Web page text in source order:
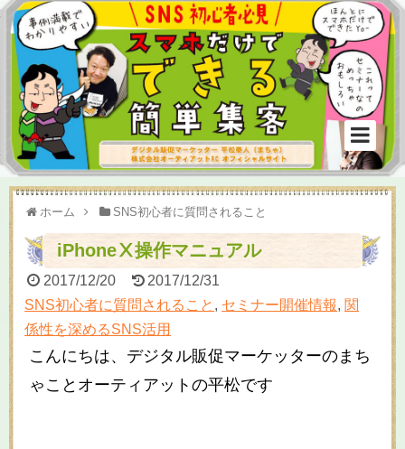
ホーム SNS初心者に質問されること
iPhoneⅩ操作マニュアル
2017/12/20
2017/12/31
SNS初心者に質問されること , セミナー開催情報, 関
係性を深めるSNS活用
こんにちは、デジタル販促マーケッターのまち
ゃことオーティアットの平松です